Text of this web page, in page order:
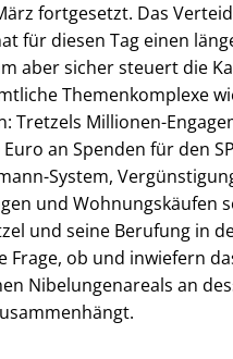
fortgesetzt. Das
für diesen Tag einen
aber sicher steuert die
Themenkomplexe
Tretzels Millionen-
Euro an Spenden für den
System,
und Wohnungskäufen
und seine Berufung in
Frage, ob und inwiefern
Nibelungenareals an